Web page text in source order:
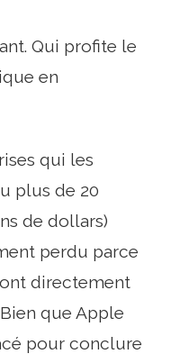
Qui profite le
en
qui les
plus de 20
de dollars)
perdu parce
directement
que Apple
pour conclure